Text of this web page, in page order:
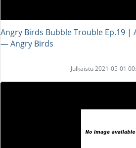
Angry Birds Bubble Trouble Ep.19 |
― Angry Birds
Julkaistu 2021-05-01